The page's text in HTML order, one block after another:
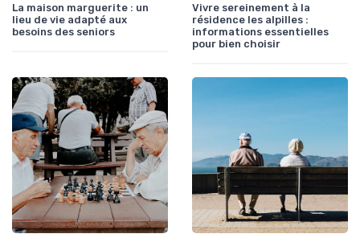
La maison marguerite : un
lieu de vie adapté aux
besoins des seniors
Vivre sereinement à la
résidence les alpilles :
informations essentielles
pour bien choisir